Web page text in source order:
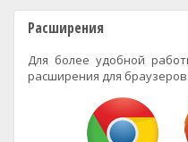
Расширения
Для более удобной
расширения для браузеров: